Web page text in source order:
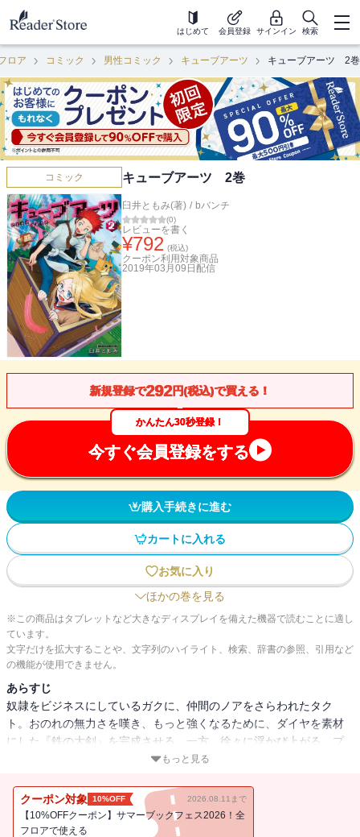
はじめて 会員登録 サインイン 検索
ロア コミック 男性コミック キューブアーツ キューブアーツ 2巻
コミック キューブアーツ 2巻
臼井ともみ(著) / bバンチ
(0)
レビューを書く
¥792 (税込)
クーポン利用対象商品
2019年03月09日 配信
新規登録で292円(税込)で買える！
かんたん30秒登録！
今すぐ会員登録をする
購入手続きに進む
カートに入れる
お気に入り
ほかの巻を見る
※この商品はタブレットなど大きなディスプレイを備えた機器で読むことに適し
ています。
文字だけを拡大することや、文字列のハイライト、検索、辞書の参照、引用など
の機能が使用できません。
あらすじ
奴隷をビジネスにしているガクに、仲間のノアをさらわれたタク
ト。おのれの無力さを嘆き、もっと強くなるために、ダイヤを素材
にした『鉄の大剣』を完成させる。一方、徐々に浮かび上がる、プ
レイヤー死亡時にドロップする『ソウルストーン』の謎――。トロ
スワールドでの楽しみ方は、無限大！ ものづくり系ファンタジー
RPG、第2章スタート!!
もっと見る
クーポン対象 10%OFF 2026.08.11まで
【10%OFFクーポン】サマーブックフェス2026！全
フロアで使える